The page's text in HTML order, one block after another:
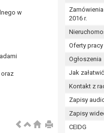
w
oraz
2016 r.
Oferty pracy
Ogłoszenia
Jak
Kontakt z
Zapisy
Zapisy
CEIDG
poz. 1875 ze zm.) oraz z
w treści zgody.
odbiorców danych
określonymi przez